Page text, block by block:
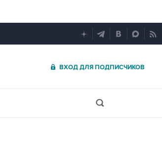
ВХОД ДЛЯ ПОДПИСЧИКОВ